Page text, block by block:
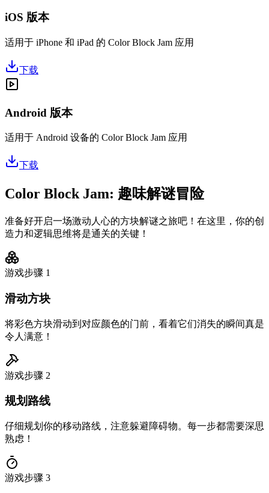
iOS 版本
适用于 iPhone 和 iPad 的 Color Block Jam 应用
下载
Android 版本
适用于 Android 设备的 Color Block Jam 应用
下载
Color Block Jam: 趣味解谜冒险
准备好开启一场激动人心的方块解谜之旅吧！在这里，你的创
造力和逻辑思维将是通关的关键！
游戏步骤 1
滑动方块
将彩色方块滑动到对应颜色的门前，看着它们消失的瞬间真是
令人满意！
游戏步骤 2
规划路线
仔细规划你的移动路线，注意躲避障碍物。每一步都需要深思
熟虑！
游戏步骤 3